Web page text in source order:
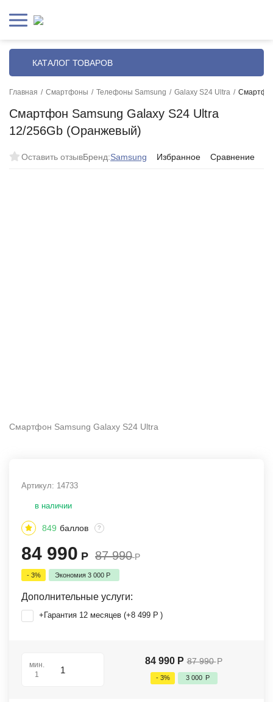
КАТАЛОГ ТОВАРОВ
Главная / Смартфоны / Телефоны Samsung / Galaxy S24 Ultra /
Смартфон Samsung Galaxy S24 Ultra
12/256Gb (Оранжевый)
Оставить отзывБренд:Samsung Избранное Сравнение
Смартфон Samsung Galaxy S24 Ultra
Артикул: 14733
в наличии
849 баллов ?
84 990 Р 87 990 Р
- 3% Экономия 3 000 Р
Дополнительные услуги:
+Гарантия 12 месяцев (+8 499 Р )
мин.
1
84 990 Р 87 990 Р
- 3% 3 000 Р